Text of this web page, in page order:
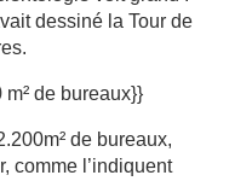
dessiné la Tour de
de bureaux}}
de bureaux,
comme l’indiquent